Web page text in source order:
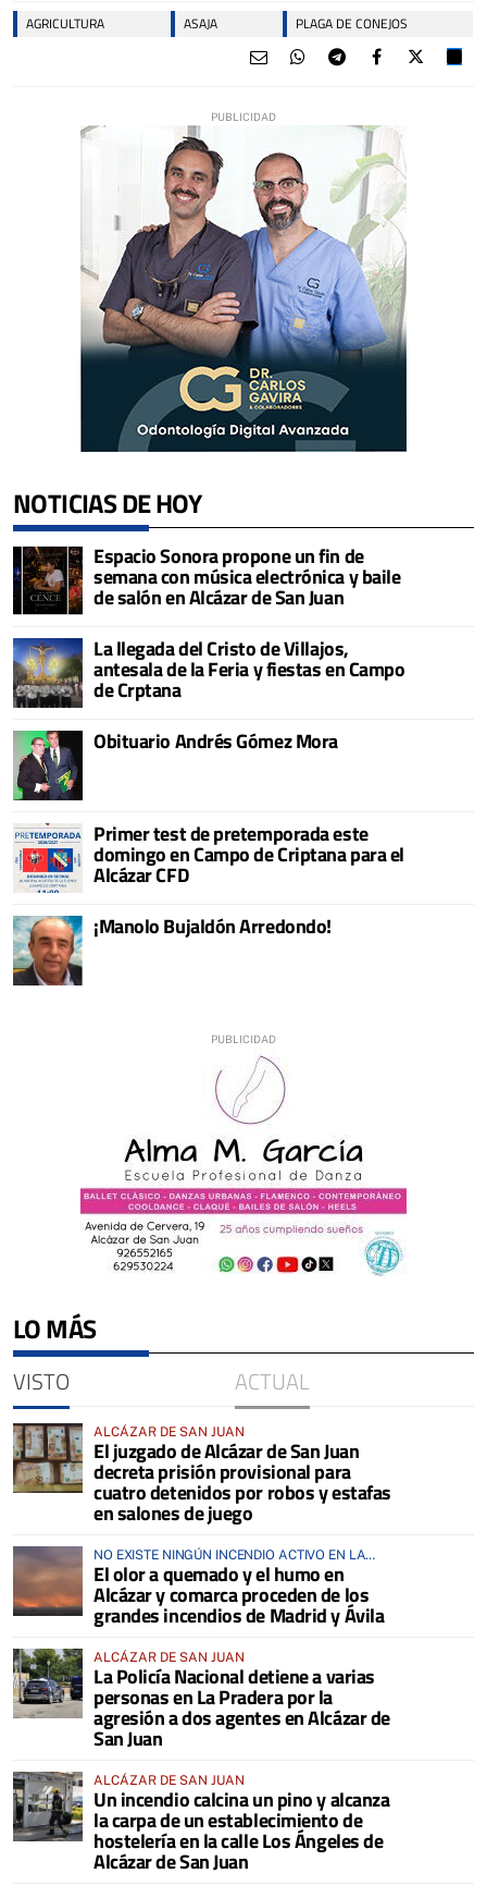
AGRICULTURA ASAJA PLAGA DE CONEJOS
NOTICIAS DE HOY
Espacio Sonora propone un fin de
semana con música electrónica y baile
de salón en Alcázar de San Juan
La llegada del Cristo de Villajos,
antesala de la Feria y fiestas en Campo
de Crptana
Obituario Andrés Gómez Mora
Primer test de pretemporada este
domingo en Campo de Criptana para el
Alcázar CFD
¡Manolo Bujaldón Arredondo!
LO MÁS
VISTO ACTUAL
ALCÁZAR DE SAN JUAN
El juzgado de Alcázar de San Juan
decreta prisión provisional para
cuatro detenidos por robos y estafas
en salones de juego
NO EXISTE NINGÚN INCENDIO ACTIVO EN LA
COMARCA
El olor a quemado y el humo en
Alcázar y comarca proceden de los
grandes incendios de Madrid y Ávila
ALCÁZAR DE SAN JUAN
La Policía Nacional detiene a varias
personas en La Pradera por la
agresión a dos agentes en Alcázar de
San Juan
ALCÁZAR DE SAN JUAN
Un incendio calcina un pino y alcanza
la carpa de un establecimiento de
hostelería en la calle Los Ángeles de
Alcázar de San Juan